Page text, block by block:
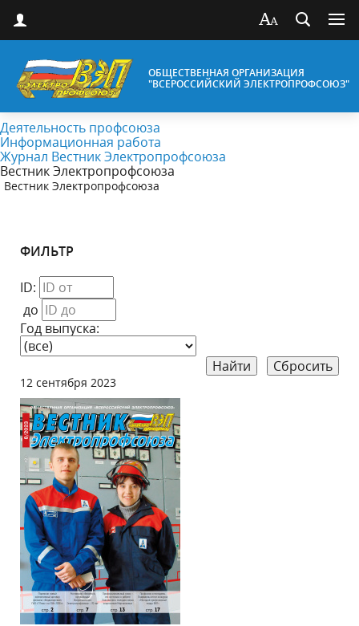
ОБЩЕСТВЕННАЯ ОРГАНИЗАЦИЯ
"ВСЕРОССИЙСКИЙ ЭЛЕКТРОПРОФСОЮЗ"
Деятельность профсоюза
Информационная работа
Журнал Вестник Электропрофсоюза
Вестник Электропрофсоюза
Вестник Электропрофсоюза
ФИЛЬТР
ID:
до
Год выпуска:
Найти Сбросить
12 сентября 2023